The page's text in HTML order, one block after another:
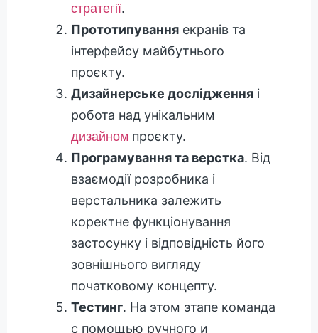
стратегії.
Прототипування екранів та
інтерфейсу майбутнього
проєкту.
Дизайнерське дослідження і
робота над унікальним
дизайном проєкту.
Програмування та верстка. Від
взаємодії розробника і
верстальника залежить
коректне функціонування
застосунку і відповідність його
зовнішнього вигляду
початковому концепту.
Тестинг. На этом этапе команда
с помощью ручного и